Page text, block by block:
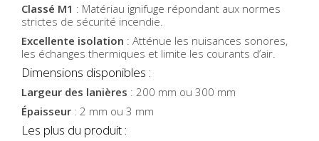
Classé M1 : Matériau ignifuge répondant aux normes
strictes de sécurité incendie.
Excellente isolation : Atténue les nuisances sonores,
les échanges thermiques et limite les courants d’air.
Dimensions disponibles :
Largeur des lanières : 200 mm ou 300 mm
Épaisseur : 2 mm ou 3 mm
Les plus du produit :